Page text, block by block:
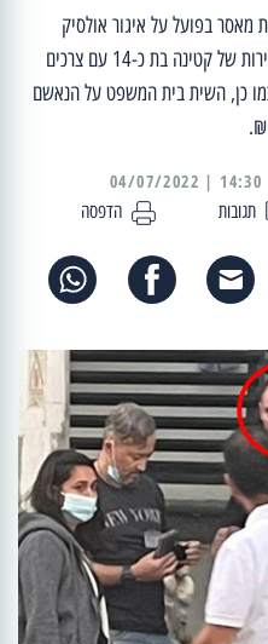
גזר היום עונש של 9.5 שנות מאסר בפועל על איגור אולסיק
מאשדוד, שהורשע באינוס בנסיבות מחמירות של קטינה בת כ-14 עם צרכים
כן, השית בית המשפט על הנאשם
תגובות הדפסה
14:30 | 04/07/2022